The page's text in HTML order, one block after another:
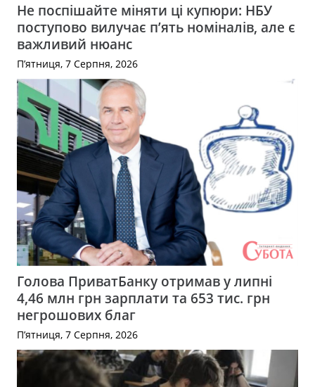
Не поспішайте міняти ці купюри: НБУ
поступово вилучає п’ять номіналів, але є
важливий нюанс
П’ятниця, 7 Серпня, 2026
Голова ПриватБанку отримав у липні
4,46 млн грн зарплати та 653 тис. грн
негрошових благ
П’ятниця, 7 Серпня, 2026